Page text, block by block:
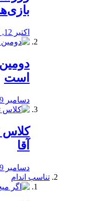
اکتبر 12, 2023
است
دسامبر 19, 2019
آقا
دسامبر 19, 2019
تناسب اندام